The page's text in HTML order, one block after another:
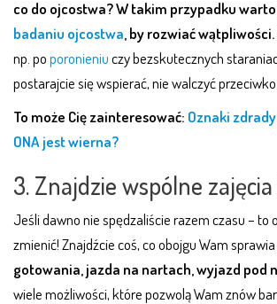
co do ojcostwa? W takim przypadku
badaniu ojcostwa , by rozwiać wątpliwości.
np. poporonieniuczy bezskutecznych
postarajcie się wspierać, nie walczyć przeciwko
To może Cię zainteresować: Oznaki
ONA jest wierna?
3. Znajdzie wspólne
Jeśli dawno nie spędzaliście razem czasu – to
zmienić! Znajdźcie coś, co obojgu Wam sprawia
gotowania, jazda na nartach, wyjazd pod
wiele możliwości, które pozwolą Wam znów